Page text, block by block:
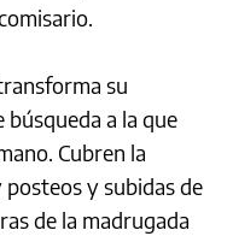
su
a la que
Cubren la
y subidas de
de la madrugada